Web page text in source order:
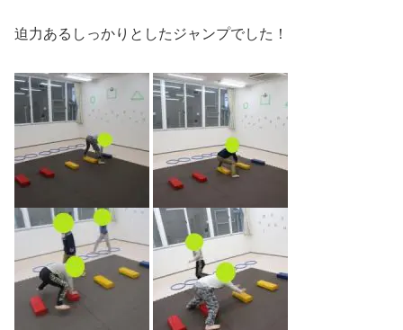
迫力あるしっかりとしたジャンプでした！